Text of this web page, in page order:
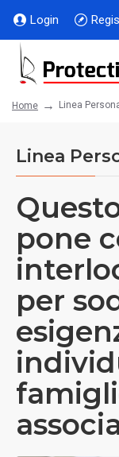
Login
Home Linea
Linea
pone
per